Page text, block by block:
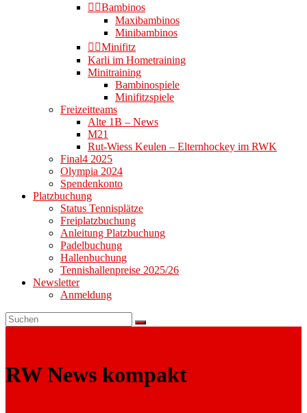
👉🏻Bambinos
Maxibambinos
Minibambinos
👉🏻Minifitz
Karli im Hometraining
Minitraining
Bambinospiele
Minifitzspiele
Freizeitteams
Alte 1B – News
M21
Rut-Wiess Keulen – Elternhockey im RWK
Final4 2025
Olympia 2024
Spendenkonto
Platzbuchung
Status Tennisplätze
Freiplatzbuchung
Anleitung Platzbuchung
Padelbuchung
Hallenbuchung
Tennishallenpreise 2025/26
Newsletter
Anmeldung
RW News kompakt